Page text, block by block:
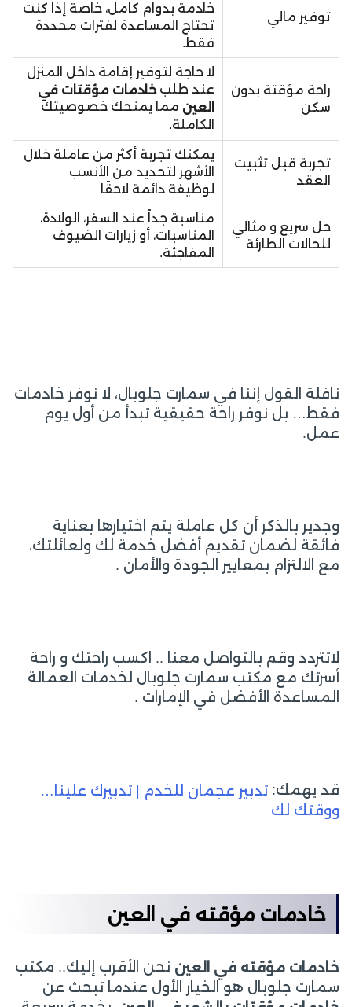
توفير مالي
خادمة بدوام كامل، خاصة إذا كنت
تحتاج المساعدة لفترات محددة
فقط.
راحة مؤقتة بدون
سكن
لا حاجة لتوفير إقامة داخل المنزل
عند طلبخادمات مؤقتات في
العين مما يمنحك خصوصيتك
الكاملة.
تجربة قبل تثبيت
العقد
يمكنك تجربة أكثر من عاملة خلال
الأشهر لتحديد من الأنسب
لوظيفة دائمة لاحقًا
حل سريع و مثالي
للحالات الطارئة
مناسبة جداً عند السفر، الولادة،
المناسبات، أو زيارات الضيوف
المفاجئة.
نافلة القول إننا في سمارت جلوبال، لا نوفر خادمات
فقط… بل نوفر راحة حقيقية تبدأ من أول يوم
عمل.
وجدير بالذكر أن كل عاملة يتم اختيارها بعناية
فائقة لضمان تقديم أفضل خدمة لك ولعائلتك،
مع الالتزام بمعايير الجودة والأمان .
لاتتردد وقم بالتواصل معنا .. اكسب راحتك و راحة
أسرتك مع مكتب سمارت جلوبال لخدمات العمالة
المساعدة الأفضل في الإمارات .
قد يهمك: تدبير عجمان للخدم | تدبيرك علينا…
ووقتك لك
خادمات مؤقته في العين
خادمات مؤقته في العين نحن الأقرب إليك.. مكتب
سمارت جلوبال هو الخيار الأول عندما تبحث عن